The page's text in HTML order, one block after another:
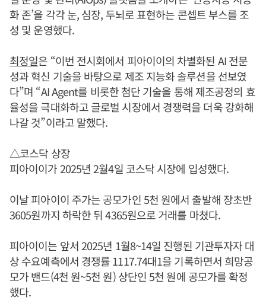
화 존’을 각각 눈, 심장, 두뇌로 표현하는 콘셉트 부스를 조
성 및 운영했다.
최정일은 “이번 전시회에서 피아이이의 차별화된 AI 전문
성과 혁신 기술을 바탕으로 제조 지능화 솔루션을 선보였
다”며 “AI Agent를 비롯한 첨단 기술을 통해 제조공정의 효
율성을 극대화하고 글로벌 시장에서 경쟁력을 더욱 강화해
나갈 것”이라고 말했다.
△코스닥 상장
피아이이가 2025년 2월4일 코스닥 시장에 입성했다.
이날 피아이이 주가는 공모가인 5천 원에서 출발해 장초반
3605원까지 하락한 뒤 4365원으로 거래를 마쳤다.
피아이이는 앞서 2025년 1월8~14일 진행된 기관투자자 대
상 수요예측에서 경쟁률 1117.74대1을 기록하면서 희망공
모가 밴드(4천 원~5천 원) 상단인 5천 원에 공모가를 확정
했다.